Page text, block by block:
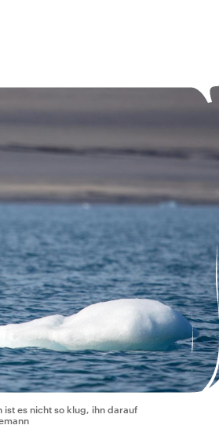
ist es nicht so klug, ihn darauf